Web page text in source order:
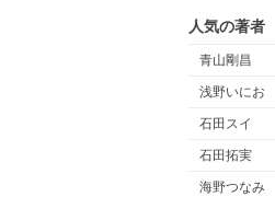
人気の著者
青山剛昌
浅野いにお
石田スイ
石田拓実
海野つなみ